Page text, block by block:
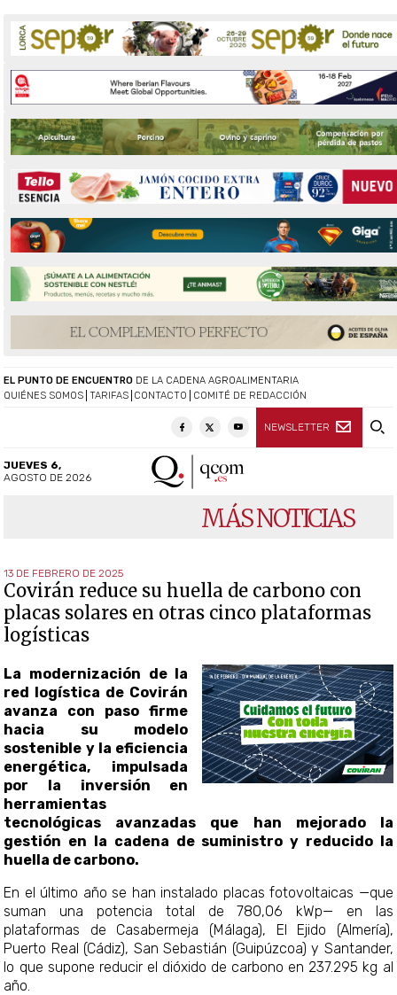
QUIÉNES SOMOS TARIFAS CONTACTO COMITÉ DE REDACCIÓN
NEWSLETTER
EL PUNTO DE ENCUENTRO DE LA CADENA AGROALIMENTARIA
JUEVES 6,
AGOSTO DE 2026
MÁS NOTICIAS
13 DE FEBRERO DE 2025
Covirán reduce su huella de carbono con
placas solares en otras cinco plataformas
logísticas
La modernización de la
red logística de Covirán
avanza con paso firme
hacia su modelo
sostenible y la eficiencia
energética, impulsada
por la inversión en
herramientas
tecnológicas avanzadas que han mejorado la
gestión en la cadena de suministro y reducido la
huella de carbono.
En el último año se han instalado placas fotovoltaicas —que
suman una potencia total de 780,06 kWp— en las
plataformas de Casabermeja (Málaga), El Ejido (Almería),
Puerto Real (Cádiz), San Sebastián (Guipúzcoa) y Santander,
lo que supone reducir el dióxido de carbono en 237.295 kg al
año.